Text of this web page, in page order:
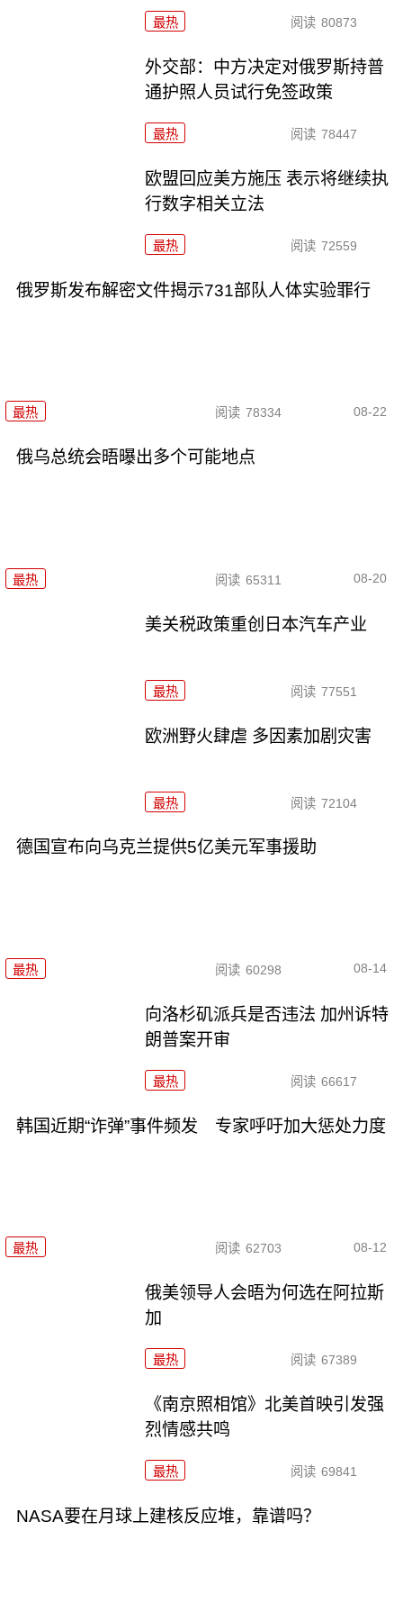
最热 阅读 80873
外交部：中方决定对俄罗斯持普
通护照人员试行免签政策
最热 阅读 78447
欧盟回应美方施压 表示将继续执
行数字相关立法
最热 阅读 72559
俄罗斯发布解密文件揭示731部队人体实验罪行
最热 阅读 78334 08-22
俄乌总统会晤曝出多个可能地点
最热 阅读 65311 08-20
美关税政策重创日本汽车产业
最热 阅读 77551
欧洲野火肆虐 多因素加剧灾害
最热 阅读 72104
德国宣布向乌克兰提供5亿美元军事援助
最热 阅读 60298 08-14
向洛杉矶派兵是否违法 加州诉特
朗普案开审
最热 阅读 66617
韩国近期“诈弹”事件频发 专家呼吁加大惩处力度
最热 阅读 62703 08-12
俄美领导人会晤为何选在阿拉斯
加
最热 阅读 67389
《南京照相馆》北美首映引发强
烈情感共鸣
最热 阅读 69841
NASA要在月球上建核反应堆，靠谱吗？